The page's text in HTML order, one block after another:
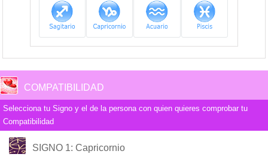
COMPATIBILIDAD
Selecciona tu Signo y el de la persona con quien quieres comprobar tu
Compatibilidad
SIGNO 1: Capricornio